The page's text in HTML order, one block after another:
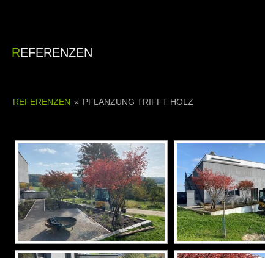
REFERENZEN
REFERENZEN » PFLANZUNG TRIFFT HOLZ